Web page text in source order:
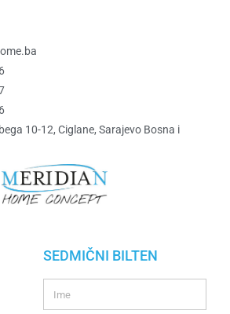
10-12, Ciglane, Sarajevo Bosna i
SEDMIČNI BILTEN